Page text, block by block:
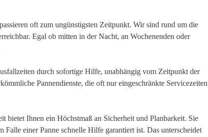
oft zum ungünstigsten Zeitpunkt. Wir sind rund um die
Egal ob mitten in der Nacht, an Wochenenden oder
durch sofortige Hilfe, unabhängig vom Zeitpunkt der
Pannendienste, die oft nur eingeschränkte Servicezeiten
bietet Ihnen ein Höchstmaß an Sicherheit und Planbarkeit. Sie
Falle einer Panne schnelle Hilfe garantiert ist. Das unterscheidet